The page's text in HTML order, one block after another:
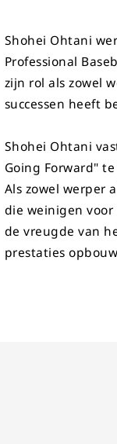
Shohei Ohtani
Professional
zijn rol als zowel
successen heeft
Shohei Ohtani
Going Forward"
Als zowel werper
die weinigen
de vreugde van
prestaties